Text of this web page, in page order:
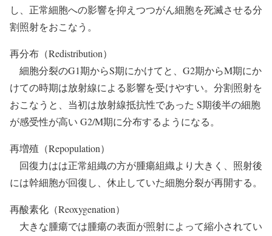
し、正常細胞への影響を抑えつつがん細胞を死滅させる分
割照射をおこなう。
再分布（Redistribution）
細胞分裂のG1期からS期にかけてと、G2期からM期にか
けての時期は放射線による影響を受けやすい。分割照射を
おこなうと、当初は放射線抵抗性であった S期後半の細胞
が感受性が高い G2/M期に分布するようになる。
再増殖（Repopulation）
回復力はは正常組織の方が腫瘍組織より大きく、照射後
には幹細胞が回復し、休止していた細胞分裂が再開する。
再酸素化（Reoxygenation）
大きな腫瘍では腫瘍の表面が照射によって縮小されてい